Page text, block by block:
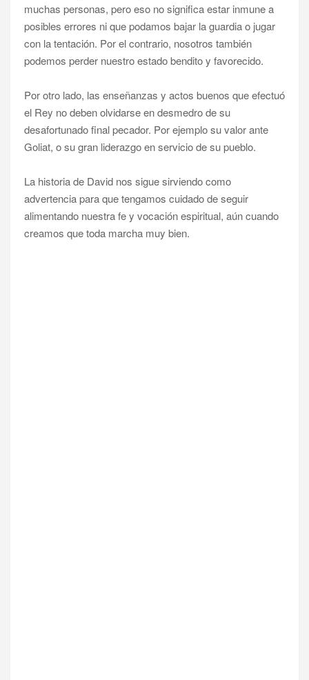
muchas personas, pero eso no significa estar inmune a
posibles errores ni que podamos bajar la guardia o jugar
con la tentación. Por el contrario, nosotros también
podemos perder nuestro estado bendito y favorecido.
Por otro lado, las enseñanzas y actos buenos que efectuó
el Rey no deben olvidarse en desmedro de su
desafortunado final pecador. Por ejemplo su valor ante
Goliat, o su gran liderazgo en servicio de su pueblo.
La historia de David nos sigue sirviendo como
advertencia para que tengamos cuidado de seguir
alimentando nuestra fe y vocación espiritual, aún cuando
creamos que toda marcha muy bien.